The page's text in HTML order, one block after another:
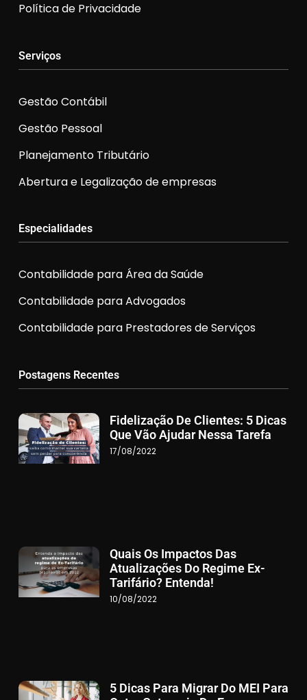
Política de Privacidade
Serviços
Gestão Contábil
Gestão Pessoal
Planejamento Tributário
Abertura e Legalização de empresas
Especialidades
Contabilidade para Área da Saúde
Contabilidade para Advogados
Contabilidade para Prestadores de Serviços
Postagens Recentes
Fidelização De Clientes: 5 Dicas
Que Vão Ajudar Nessa Tarefa
17/08/2022
Quais Os Impactos Das
Atualizações Do Regime Ex-
Tarifário? Entenda!
10/08/2022
5 Dicas Para Migrar Do MEI Para